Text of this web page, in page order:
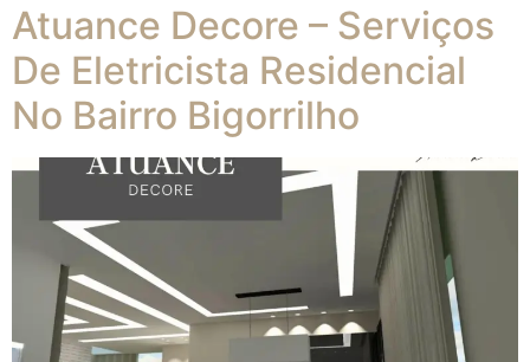
Atuance Decore – Serviços
De Eletricista Residencial
No Bairro Bigorrilho